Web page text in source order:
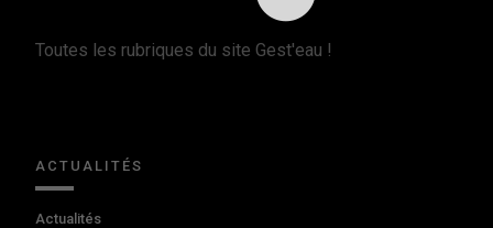
Toutes les rubriques du site Gest'eau !
ACTUALITÉS
Actualités